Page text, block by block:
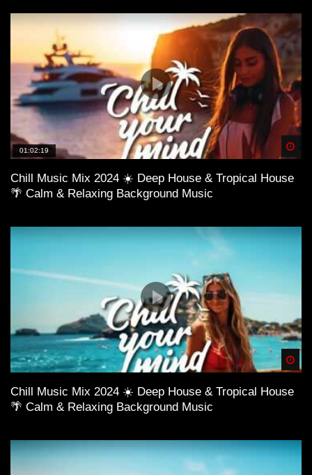
01:02:19
Chill Music Mix 2024 ☀️ Deep House & Tropical House
🌴 Calm & Relaxing Background Music
Chill Music Mix 2024 ☀️ Deep House & Tropical House
🌴 Calm & Relaxing Background Music